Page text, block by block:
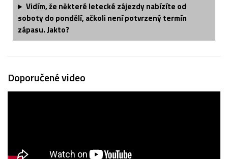
Vidím, že některé letecké zájezdy nabízíte od
soboty do pondělí, ačkoli není potvrzený termín
zápasu. Jakto?
Doporučené video